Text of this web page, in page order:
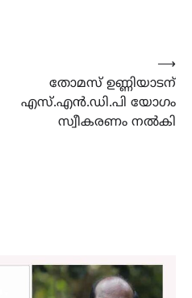
തോമസ് ഉണ്ണിയാടന്
എസ്.എൻ.ഡി.പി യോഗം
സ്വീകരണം നൽകി
⟶